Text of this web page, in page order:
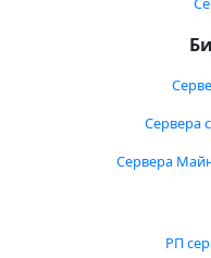
Сервера
Сервера
РП